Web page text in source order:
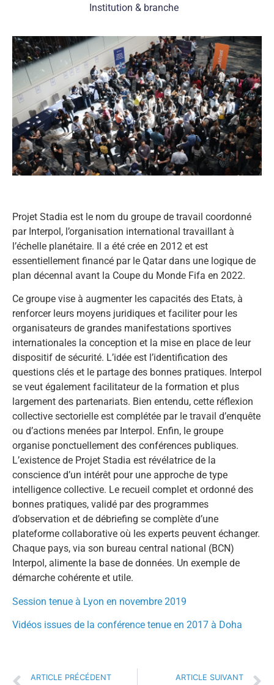
Institution & branche
Projet Stadia est le nom du groupe de travail coordonné
par Interpol, l’organisation international travaillant à
l’échelle planétaire. Il a été crée en 2012 et est
essentiellement financé par le Qatar dans une logique de
plan décennal avant la Coupe du Monde Fifa en 2022.
Ce groupe vise à augmenter les capacités des Etats, à
renforcer leurs moyens juridiques et faciliter pour les
organisateurs de grandes manifestations sportives
internationales la conception et la mise en place de leur
dispositif de sécurité. L’idée est l’identification des
questions clés et le partage des bonnes pratiques. Interpol
se veut également facilitateur de la formation et plus
largement des partenariats. Bien entendu, cette réflexion
collective sectorielle est complétée par le travail d’enquête
ou d’actions menées par Interpol. Enfin, le groupe
organise ponctuellement des conférences publiques.
L’existence de Projet Stadia est révélatrice de la
conscience d’un intérêt pour une approche de type
intelligence collective. Le recueil complet et ordonné des
bonnes pratiques, validé par des programmes
d’observation et de débriefing se complète d’une
plateforme collaborative où les experts peuvent échanger.
Chaque pays, via son bureau central national (BCN)
Interpol, alimente la base de données. Un exemple de
démarche cohérente et utile.
Session tenue à Lyon en novembre 2019
Vidéos issues de la conférence tenue en 2017 à Doha
ARTICLE PRÉCÉDENT ARTICLE SUIVANT